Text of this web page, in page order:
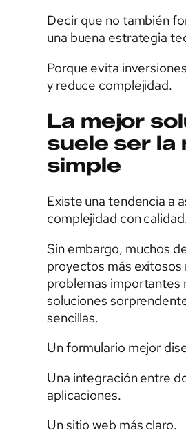
Decir que no también
una buena estrategia
Porque evita
y reduce complejidad.
La mejor
suele ser la
simple
Existe una tendencia a
complejidad con
Sin embargo, muchos
proyectos más exitosos
problemas importantes
soluciones
sencillas.
Un formulario mejor
Una integración entre
aplicaciones.
Un sitio web más claro.